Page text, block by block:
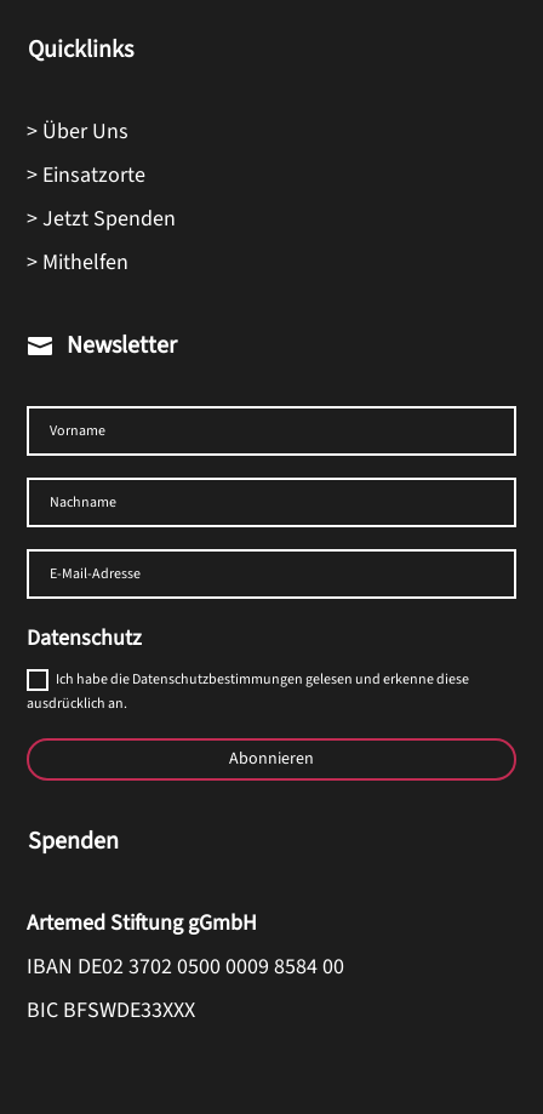
Quicklinks
> Über Uns
> Einsatzorte
> Jetzt Spenden
> Mithelfen
 Newsletter
Datenschutz
Ich habe die Datenschutzbestimmungen gelesen und erkenne diese
ausdrücklich an.
Abonnieren
Spenden
Artemed Stiftung gGmbH
IBAN DE02 3702 0500 0009 8584 00
BIC BFSWDE33XXX